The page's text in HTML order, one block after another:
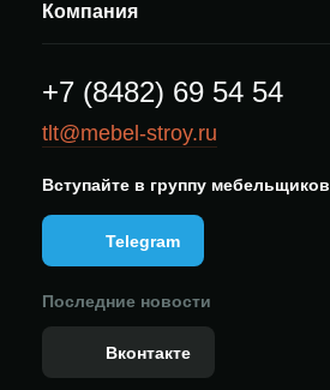
Компания
+7 (8482) 69 54 54
tlt@mebel-stroy.ru
Вступайте в группу мебельщиков
Telegram
Последние новости
Вконтакте